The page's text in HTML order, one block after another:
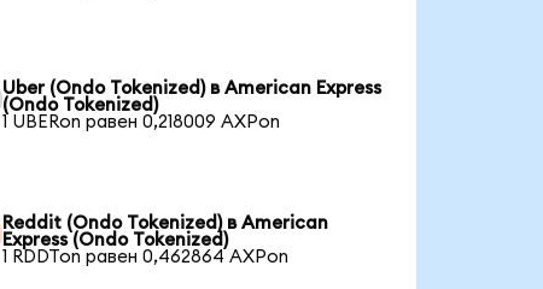
Uber (Ondo Tokenized) в American Express
(Ondo Tokenized)
1 UBERon равен 0,218009 AXPon
Reddit (Ondo Tokenized) в American
Express (Ondo Tokenized)
1 RDDTon равен 0,462864 AXPon